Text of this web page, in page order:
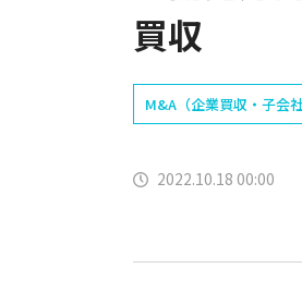
買収
M&A（企業買収・子会社
2022.10.18 00:00